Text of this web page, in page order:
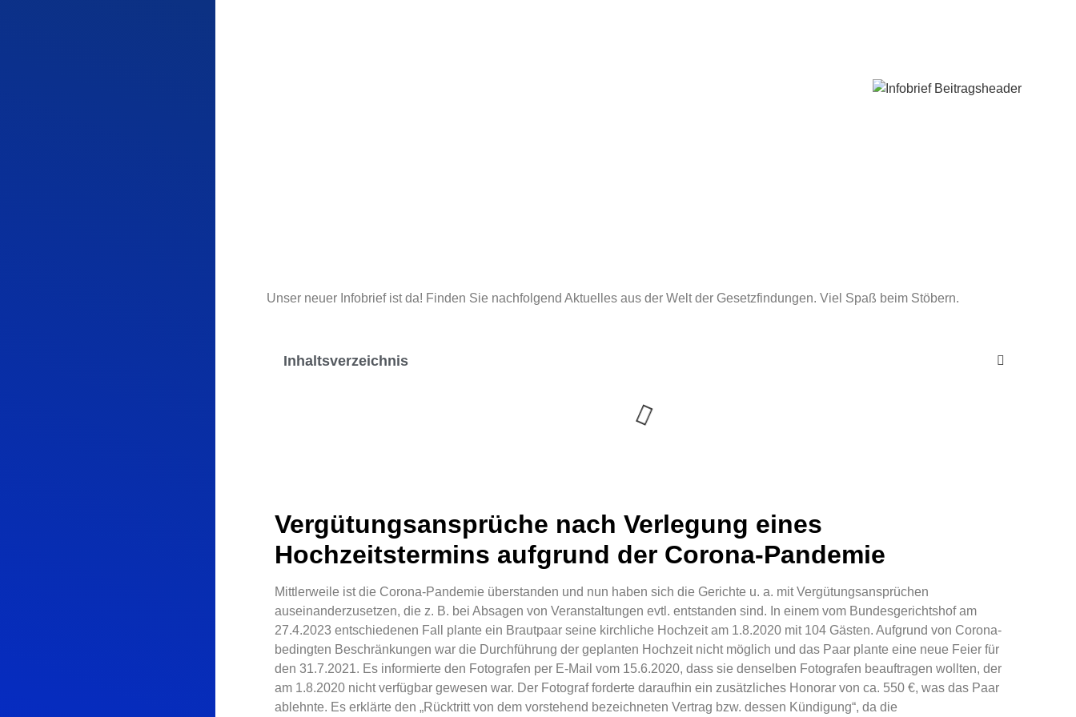
Unser neuer Infobrief ist da! Finden Sie nachfolgend Aktuelles aus der Welt der Gesetzfindungen. Viel Spaß beim Stöbern.
Inhaltsverzeichnis
Vergütungsansprüche nach Verlegung eines
Hochzeitstermins aufgrund der Corona-Pandemie
Mittlerweile ist die Corona-Pandemie überstanden und nun haben sich die Gerichte u. a. mit Vergütungsansprüchen
auseinanderzusetzen, die z. B. bei Absagen von Veranstaltungen evtl. entstanden sind. In einem vom Bundesgerichtshof am
27.4.2023 entschiedenen Fall plante ein Brautpaar seine kirchliche Hochzeit am 1.8.2020 mit 104 Gästen. Aufgrund von Corona-
bedingten Beschränkungen war die Durchführung der geplanten Hochzeit nicht möglich und das Paar plante eine neue Feier für
den 31.7.2021. Es informierte den Fotografen per E-Mail vom 15.6.2020, dass sie denselben Fotografen beauftragen wollten, der
am 1.8.2020 nicht verfügbar gewesen war. Der Fotograf forderte daraufhin ein zusätzliches Honorar von ca. 550 €, was das Paar
ablehnte. Es erklärte den „Rücktritt von dem vorstehend bezeichneten Vertrag bzw. dessen Kündigung“, da die